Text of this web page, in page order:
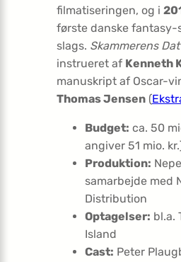
filmatiseringen, og i
første danske fantasy-
slags. Skammerens
instrueret af Kenneth
manuskript af Oscar-
Thomas Jensen (
Budget: ca. 50
angiver 51 mio.
Produktion:
samarbejde med
Distribution
Optagelser: bl.a.
Island
Cast: Peter